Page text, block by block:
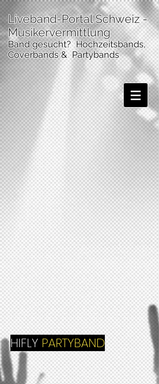
Liveband-Portal Schweiz-
Musikervermittlung
Band gesucht? Hochzeitsbands,
Coverbands & Partybands
HIFLY PARTYBAND